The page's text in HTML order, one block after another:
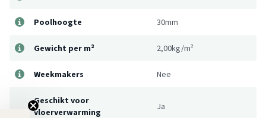
Poolhoogte 30mm
Gewicht per m² 2,00kg/m²
Weekmakers Nee
Geschikt voor
vloerverwarming
Ja